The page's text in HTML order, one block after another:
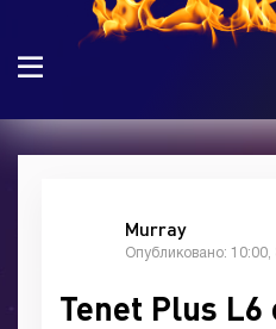
Murray
Опубликовано:
Tenet Plus L6